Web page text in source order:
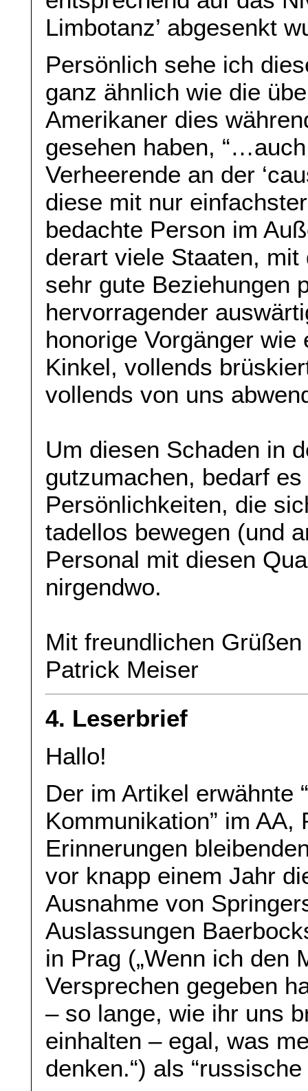
Limbotanz’ abgesenkt
Persönlich sehe ich
ganz ähnlich wie die
Amerikaner dies
gesehen haben,
Verheerende an der
diese mit nur
bedachte Person im
derart viele Staaten,
sehr gute Beziehungen
hervorragender
honorige Vorgänger
Kinkel, vollends
vollends von uns
Um diesen Schaden in
gutzumachen, bedarf
Persönlichkeiten, die
tadellos bewegen (und
Personal mit diesen
nirgendwo.
Mit freundlichen Grüßen
Patrick Meiser
4. Leserbrief
Hallo!
Der im Artikel erwähnte
Kommunikation” im
Erinnerungen
vor knapp einem Jahr
Ausnahme von
Auslassungen
in Prag („Wenn ich den
Versprechen gegeben
– so lange, wie ihr uns
einhalten – egal, was
denken.“) als